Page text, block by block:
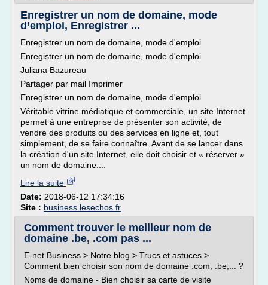
Enregistrer un nom de domaine, mode
d’emploi, Enregistrer ...
Enregistrer un nom de domaine, mode d'emploi
Enregistrer un nom de domaine, mode d'emploi
Juliana Bazureau
Partager par mail Imprimer
Enregistrer un nom de domaine, mode d'emploi
Véritable vitrine médiatique et commerciale, un site Internet
permet à une entreprise de présenter son activité, de
vendre des produits ou des services en ligne et, tout
simplement, de se faire connaître. Avant de se lancer dans
la création d'un site Internet, elle doit choisir et « réserver »
un nom de domaine....
Lire la suite
Date: 2018-06-12 17:34:16
Site : business.lesechos.fr
Comment trouver le meilleur nom de
domaine .be, .com pas ...
E-net Business > Notre blog > Trucs et astuces >
Comment bien choisir son nom de domaine .com, .be,... ?
Noms de domaine - Bien choisir sa carte de visite